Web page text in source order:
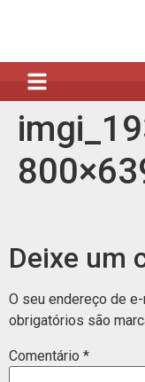
Deixe um
O seu endereço de
obrigatórios são
Comentário *